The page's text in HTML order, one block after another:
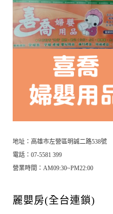
地址：高雄市左營區明誠二路538號
電話：07-5581 399
營業時間：AM09:30~PM22:00
麗嬰房(全台連鎖)